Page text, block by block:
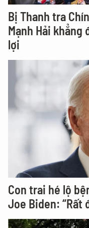
Bị Thanh tra
Mạnh Hải
lợi
Con trai hé lộ
Joe Biden: “Rất